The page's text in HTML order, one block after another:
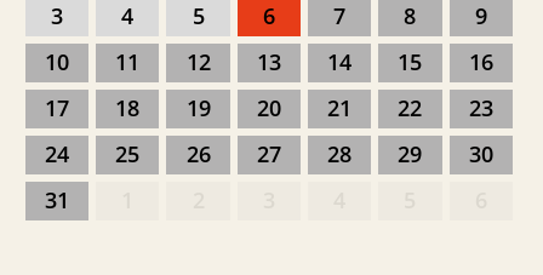
3
4 5 6 7 8
9
10
11 12 13 14 15
16
17
18 19 20 21 22
23
24
25 26 27 28 29
30
31